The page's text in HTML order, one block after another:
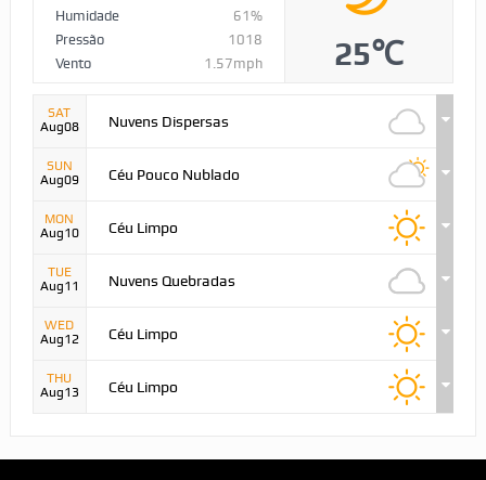
Humidade
61%
Pressão
1018
Vento
1.57mph 25℃
SAT
Aug08
Nuvens Dispersas
SUN
Aug09
Céu Pouco Nublado
MON
Aug10
Céu Limpo
TUE
Aug11
Nuvens Quebradas
WED
Aug12
Céu Limpo
THU
Aug13
Céu Limpo